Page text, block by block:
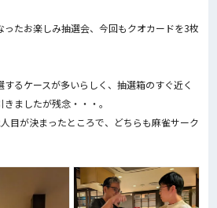
たお楽しみ抽選会、今回もクオカードを3枚
るケースが多いらしく、抽選箱のすぐ近く
ましたが残念・・・。
目が決まったところで、どちらも麻雀サーク